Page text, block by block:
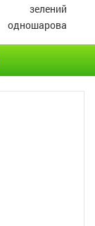
зелений
одношарова